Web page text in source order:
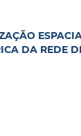
DA REDE